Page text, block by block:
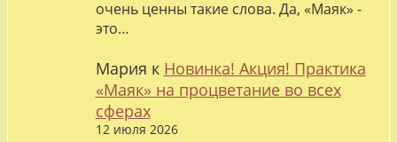
очень ценны такие слова. Да, «Маяк» -
это…
Мария к Новинка! Акция! Практика
«Маяк» на процветание во всех
сферах
12 июля 2026